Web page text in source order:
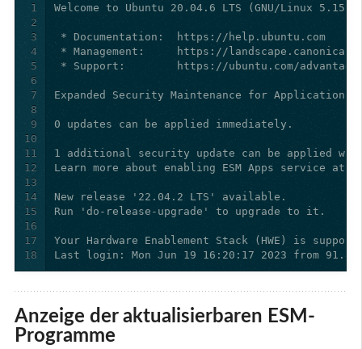
1
2
3
4
5
6
7
8
9
10
11
12
13
14
15
16
17
18
Last login: Mon Jun 19 16:20:17 2023 from
Anzeige der aktualisierbaren ESM-
Programme